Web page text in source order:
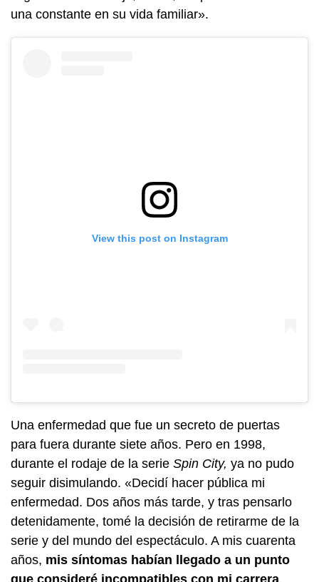
una constante en su vida familiar».
View this post on Instagram
Una enfermedad que fue un secreto de puertas
para fuera durante siete años. Pero en 1998,
durante el rodaje de la serie Spin City, ya no pudo
seguir disimulando. «Decidí hacer pública mi
enfermedad. Dos años más tarde, y tras pensarlo
detenidamente, tomé la decisión de retirarme de la
serie y del mundo del espectáculo. A mis cuarenta
años, mis síntomas habían llegado a un punto